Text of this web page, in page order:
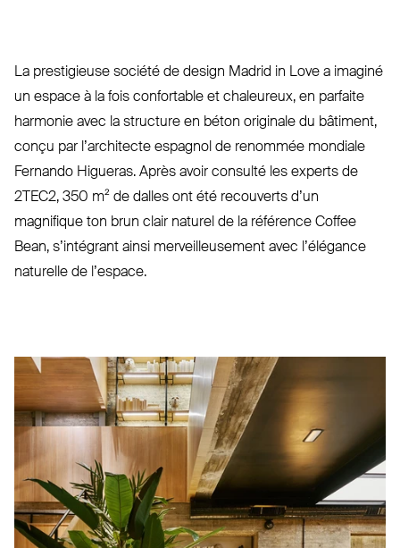
La pres­tigieuse société de design Madrid in Love a imaginé
un espace à la fois confortable et cha­leureux, en parfaite
harmonie avec la structure en béton originale du bâtiment,
conçu par l’ar­chitecte espagnol de renommée mondiale
Fernando Higueras. Après avoir consulté les experts de
2TEC2, 350 m² de dalles ont été recouverts d’un
magnifique ton brun clair naturel de la référence Coffee
Bean, s’intégrant ainsi mer­veilleusement avec l’élégance
naturelle de l’espace.